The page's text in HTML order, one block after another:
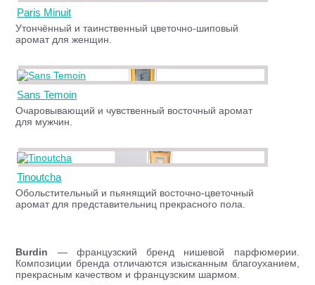
Paris Minuit
Утончённый и таинственный цветочно-шиповый
аромат для женщин.
Sans Temoin
Очаровывающий и чувственный восточный аромат
для мужчин.
Tinoutcha
Обольстительный и пьянящий восточно-цветочный
аромат для представительниц прекрасного пола.
Burdin — французский бренд нишевой парфюмерии.
Композиции бренда отличаются изысканным благоуханием,
прекрасным качеством и французским шармом.